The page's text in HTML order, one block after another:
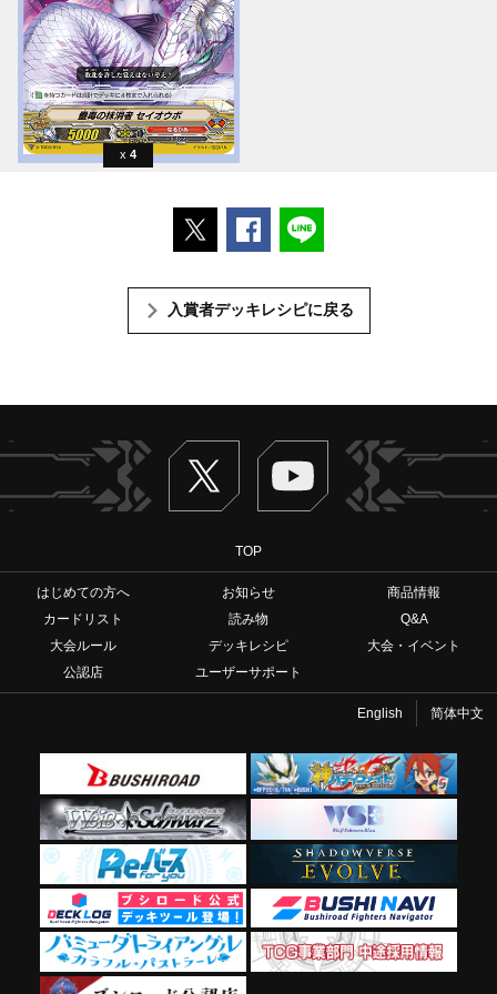
4
ポストするFacebookでシェアする
入賞者デッキレシピに戻る
Twitter ヴァンガードch
TOP
はじめての方へ お知らせ
商品情報
カードリスト
読み物
Q&A
大会ルール
デッキレシピ
大会・イベント
公認店
ユーザーサポート
English 简体中文